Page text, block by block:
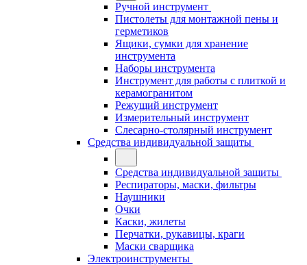
Ручной инструмент
Пистолеты для монтажной пены и
герметиков
Ящики, сумки для хранение
инструмента
Наборы инструмента
Инструмент для работы с плиткой и
керамогранитом
Режущий инструмент
Измерительный инструмент
Слесарно-столярный инструмент
Средства индивидуальной защиты
Средства индивидуальной защиты
Респираторы, маски, фильтры
Наушники
Очки
Каски, жилеты
Перчатки, рукавицы, краги
Маски сварщика
Электроинструменты